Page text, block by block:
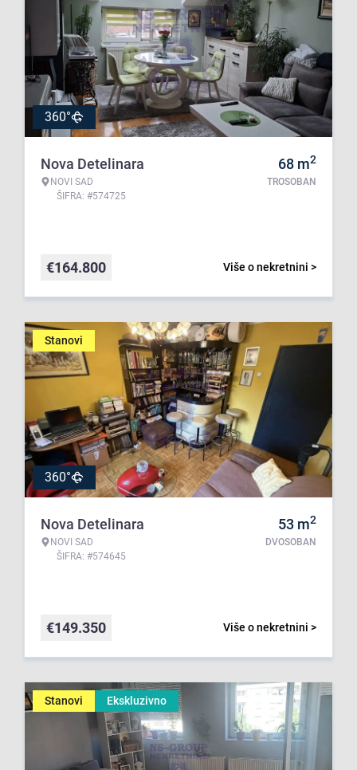
360°
Nova Detelinara
NOVI SAD
ŠIFRA: #574725
68 m2
TROSOBAN
Više o nekretnini >
€164.800
Stanovi
360°
Nova Detelinara
NOVI SAD
ŠIFRA: #574645
53 m2
DVOSOBAN
Više o nekretnini >
€149.350
Stanovi Ekskluzivno